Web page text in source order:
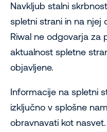
Navkljub stalni
spletni strani in na njej
Riwal ne odgovarja za
aktualnost spletne
objavljene.
Informacije na spletni
izključno v splošne
obravnavati kot